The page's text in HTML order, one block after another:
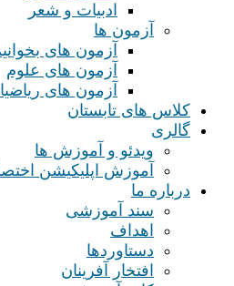
ادبیات و شعر
آزمون ها
آزمون های
آزمون های علوم
آزمون های
کلاس های تابستان
گالری
ویدئو و آموزش ها
آموزش اپلیکیشن
درباره ما
سند آموزشی
اهداف
دستاوردها
افتخار آفرینان